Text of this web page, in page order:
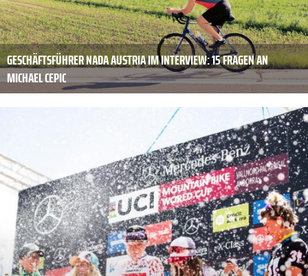
GESCHÄFTSFÜHRER NADA AUSTRIA IM INTERVIEW: 15 FRAGEN AN
MICHAEL CEPIC